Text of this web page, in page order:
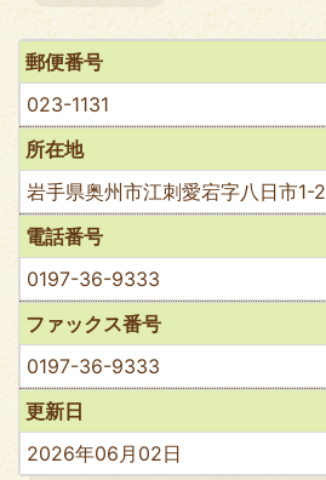
郵便番号
023-1131
所在地
岩手県奥州市江刺愛宕字八日市1-2
電話番号
0197-36-9333
ファックス番号
0197-36-9333
更新日
2026年06月02日